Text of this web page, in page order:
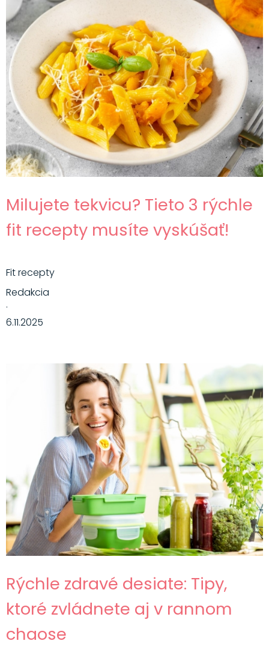
Milujete tekvicu? Tieto 3 rýchle
fit recepty musíte vyskúšať!
Fit recepty
Redakcia
·
6.11.2025
Rýchle zdravé desiate: Tipy,
ktoré zvládnete aj v rannom
chaose